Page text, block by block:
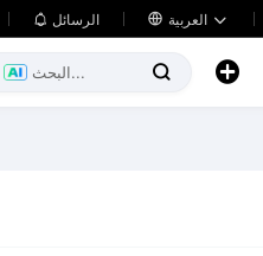
 الرسائل  
 